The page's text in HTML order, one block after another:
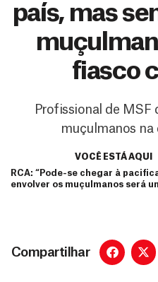
país, mas
fiasco
Profissional de MSF
muçulmanos na
VOCÊ ESTÁ AQUI
RCA: “Pode-se chegar à
envolver os muçulmanos será
Compartilhar